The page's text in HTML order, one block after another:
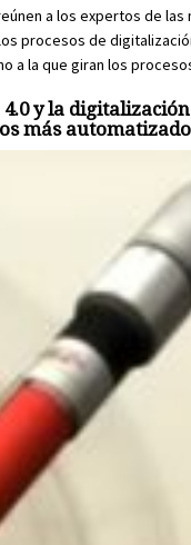
a los expertos de
procesos de
a la que giran los
y la
más